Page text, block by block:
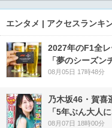
エンタメ | アクセスランキ
2027年のF1全
「夢のシーズン
08月05日 17時48分
乃木坂46・賀喜
「5年ぶん大人
08月07日 18時00分